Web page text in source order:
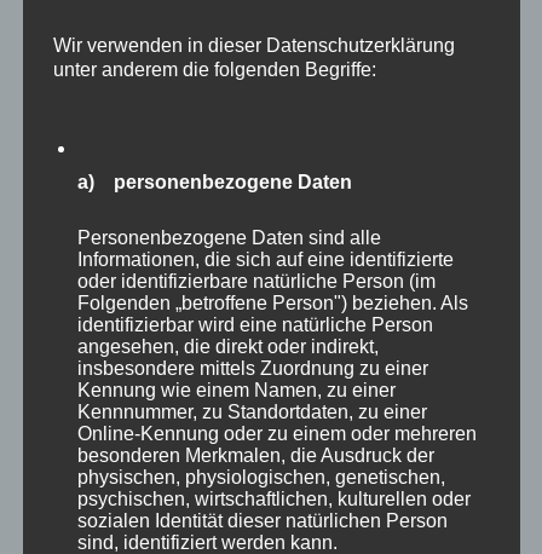
Auch Vogelfreunde werden in Eekholt voll auf
ihre Kosten kommen. Zunächst sind
sehen. Diese “Majestäten der Lüfte” habe ich
auch schon mehrfach in freier Wildbahn vor
wahrlich riesige Greifvögel, die auch hier sehr
beeindruckend wirken.
Wir verwenden in dieser Datenschutzerklärung
unter anderem die folgenden Begriffe:
a) personenbezogene Daten
Personenbezogene Daten sind alle
Informationen, die sich auf eine identifizierte
oder identifizierbare natürliche Person (im
Folgenden „betroffene Person") beziehen. Als
identifizierbar wird eine natürliche Person
angesehen, die direkt oder indirekt,
insbesondere mittels Zuordnung zu einer
Kennung wie einem Namen, zu einer
Kennnummer, zu Standortdaten, zu einer
Online-Kennung oder zu einem oder mehreren
besonderen Merkmalen, die Ausdruck der
physischen, physiologischen, genetischen,
psychischen, wirtschaftlichen, kulturellen oder
sozialen Identität dieser natürlichen Person
sind, identifiziert werden kann.